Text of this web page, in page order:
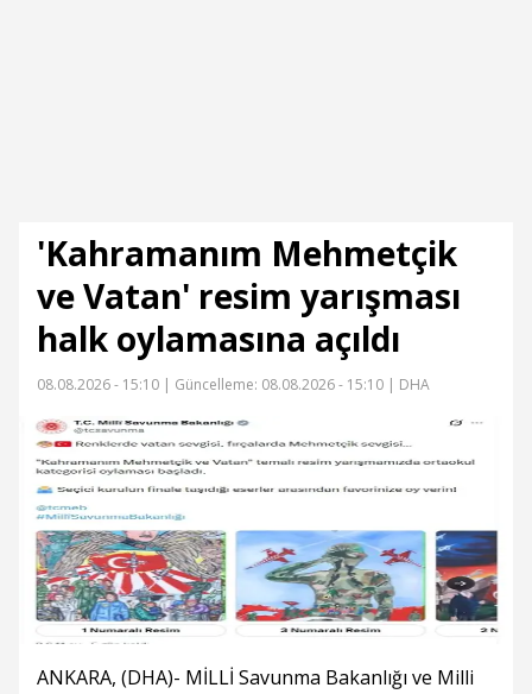
'Kahramanım Mehmetçik
ve Vatan' resim yarışması
halk oylamasına açıldı
08.08.2026 - 15:10 | Güncelleme: 08.08.2026 - 15:10 | DHA
ANKARA, (DHA)- MİLLİ Savunma Bakanlığı ve Milli